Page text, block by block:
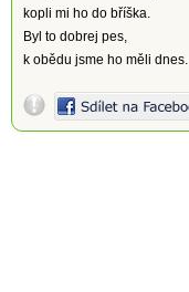
kopli mi ho do bříška.
Byl to dobrej pes,
k obědu jsme ho měli dnes.